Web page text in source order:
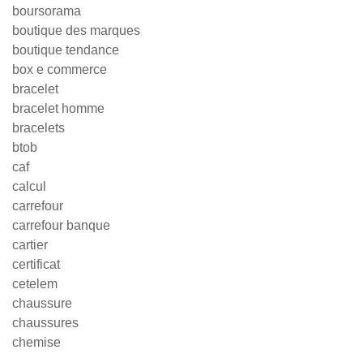
boursorama
boutique des marques
boutique tendance
box e commerce
bracelet
bracelet homme
bracelets
btob
caf
calcul
carrefour
carrefour banque
cartier
certificat
cetelem
chaussure
chaussures
chemise